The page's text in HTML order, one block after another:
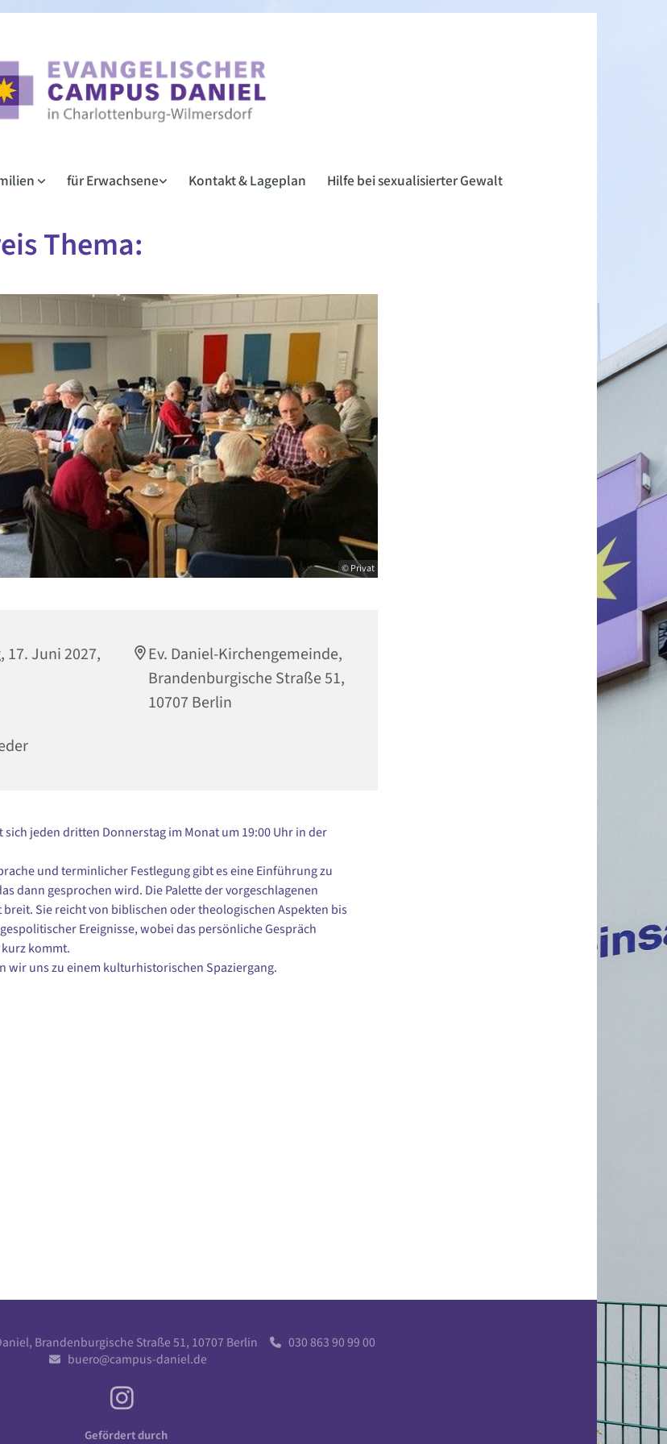
für Erwachsene Kontakt & Lageplan Hilfe bei sexualisierter Gewalt
Thema:
© Privat
17. Juni 2027,
Ev. Daniel-Kirchengemeinde,
Brandenburgische Straße 51,
10707 Berlin
jeden dritten Donnerstag im Monat um 19:00 Uhr in der
und terminlicher Festlegung gibt es eine Einführung zu
dann gesprochen wird. Die Palette der vorgeschlagenen
Sie reicht von biblischen oder theologischen Aspekten bis
Ereignisse, wobei das persönliche Gespräch
kommt.
wir uns zu einem kulturhistorischen Spaziergang.
Brandenburgische Straße 51, 10707 Berlin  030 863 90 99 00
 buero@campus-daniel.de
Gefördert durch